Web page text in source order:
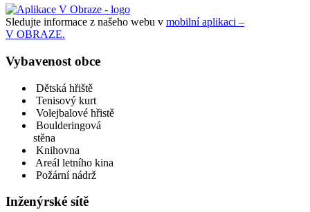
Sledujte informace z našeho webu v mobilní aplikaci –
V OBRAZE.
Vybavenost obce
Dětská hřiště
Tenisový kurt
Volejbalové hřistě
Boulderingová
stěna
Knihovna
Areál letního kina
Požární nádrž
Inženýrské sítě